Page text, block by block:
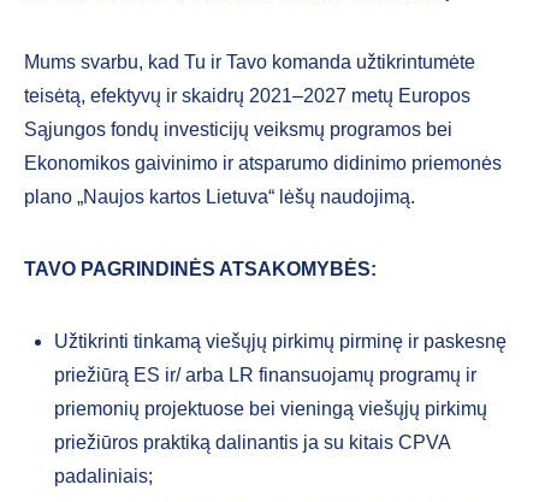
Mums svarbu, kad Tu ir Tavo komanda užtikrintumėte
teisėtą, efektyvų ir skaidrų 2021–2027 metų Europos
Sąjungos fondų investicijų veiksmų programos bei
Ekonomikos gaivinimo ir atsparumo didinimo priemonės
plano „Naujos kartos Lietuva“ lėšų naudojimą.
TAVO PAGRINDINĖS ATSAKOMYBĖS:
Užtikrinti tinkamą viešųjų pirkimų pirminę ir paskesnę
priežiūrą ES ir/ arba LR finansuojamų programų ir
priemonių projektuose bei vieningą viešųjų pirkimų
priežiūros praktiką dalinantis ja su kitais CPVA
padaliniais;